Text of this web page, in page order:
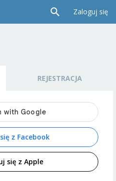
Zaloguj się
REJESTRACJA
z Facebook
się z Apple